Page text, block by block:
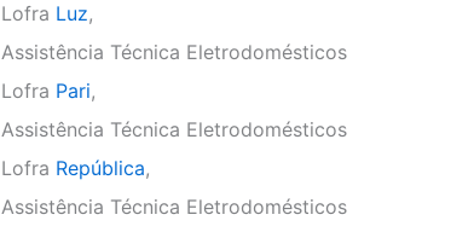
Lofra Luz,
Assistência Técnica Eletrodomésticos
Lofra Pari,
Assistência Técnica Eletrodomésticos
Lofra República,
Assistência Técnica Eletrodomésticos